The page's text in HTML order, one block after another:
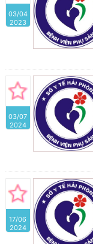
03/04
2023
03/07
2024
17/06
2024